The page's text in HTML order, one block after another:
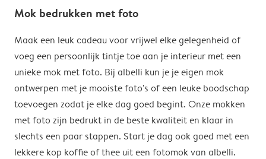
gebruiken. De enige uitzondering hierop zijn onze
de hand af te wassen om het magische
verrassingseffect zo goed mogelijk te behouden.
afhankelijk van je afleveradres en worden deze tijdens
de verzendkosten voor bestellingen buiten de EU geen
eventuele bijkomende kosten van het land omvatten,
zoals invoerrechten, invoer-btw en douanekosten. Wij
zijn niet verantwoordelijk voor deze kosten. Je kunt
contact opnemen met je lokale douane-autoriteiten
om te zien of er extra kosten moeten worden betaald
voor je bestelling.
Mok bedrukken met foto
Maak een leuk cadeau voor vrijwel elke gelegenheid of
voeg een persoonlijk tintje toe aan je interieur met een
unieke mok met foto. Bij albelli kun je je eigen mok
ontwerpen met je mooiste foto's of een leuke boodschap
toevoegen zodat je elke dag goed begint. Onze mokken
met foto zijn bedrukt in de beste kwaliteit en klaar in
slechts een paar stappen. Start je dag ook goed met een
lekkere kop koffie of thee uit een fotomok van albelli.